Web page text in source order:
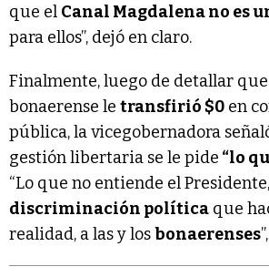
que el Canal Magdalena no es
para ellos”, dejó en claro.
Finalmente, luego de detallar
bonaerense le transfirió $0 en
pública, la vicegobernadora
gestión libertaria se le pide “lo
“Lo que no entiende el
discriminación política que
realidad, a las y losbonaerenses